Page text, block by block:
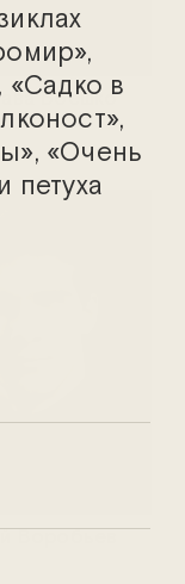
Боешко
Воробьев
«Садко в
«Очень
петуха